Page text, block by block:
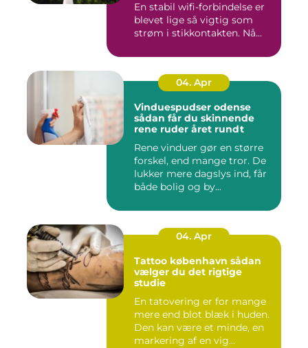
En stabil wifi-forbindelse er
blevet lige så vigtig som
strøm i stikkontakten. Nå...
04. Apr
Vinduespudser odense
sådan får du skinnende
rene ruder året rundt
Rene vinduer gør en større
forskel, end mange tror. De
lukker mere dagslys ind, får
både bolig og by...
04. Apr
Tattoo københavn sådan
vælger du det rigtige
studie
En tatovering er for mange
mere end blot blæk i huden.
Den kan være et minde, en
markering af en vig...